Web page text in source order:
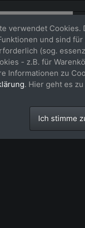
Aachen
verwendet Cookies.
und sind
(sog.
- z.B. für
Informationen zu
. Hier geht es
Ich stimme